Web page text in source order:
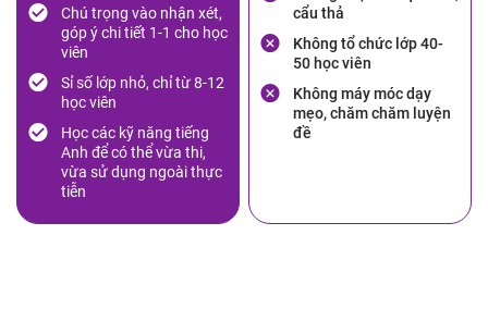
Chú trọng vào nhận xét,
góp ý chi tiết 1-1 cho học
viên
Sỉ số lớp nhỏ, chỉ từ 8-12
học viên
Học các kỹ năng tiếng
Anh để có thể vừa thi,
vừa sử dụng ngoài thực
tiễn
cẩu thả
Không tổ chức lớp 40-
50 học viên
Không máy móc dạy
mẹo, chăm chăm luyện
đề